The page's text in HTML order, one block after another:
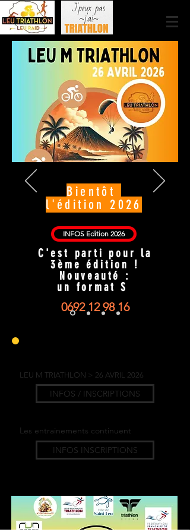
Bientôt
l'édition 2026
INFOS Edition 2026
C'est parti pour la
3ème édition !
Nouveauté :
un format S
0692 12 98 16
LEU M TRIATHLON > 26 AVRIL 2026
INFOS / INSCRIPTIONS
Les entrainements continuent
INFOS INSCRIPTIONS